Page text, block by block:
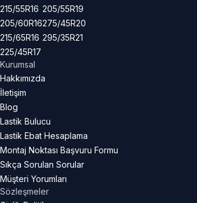
215/55R16
205/60R16
215/65R16
225/45R17
205/55R19
275/45R20
295/35R21
Kurumsal
Hakkımızda
İletişim
Blog
Lastik Bulucu
Lastik Ebat Hesaplama
Montaj Noktası Başvuru Formu
Sıkça Sorulan Sorular
Müşteri Yorumları
Sözleşmeler